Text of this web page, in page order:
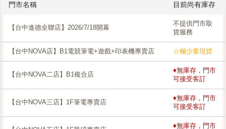
門市名稱 目前尚有庫存
【台中進德全聯店】2026/7/18開幕
不提供門市取
貨服務
【台中NOVA店】B1電競筆電+遊戲+印表機專賣店 ☆極少量現貨
【台中NOVA二店】B1複合店
♦無庫存，門市
可接受客訂
【台中NOVA三店】1F筆電專賣店
♦無庫存，門市
可接受客訂
♦無庫存，門市